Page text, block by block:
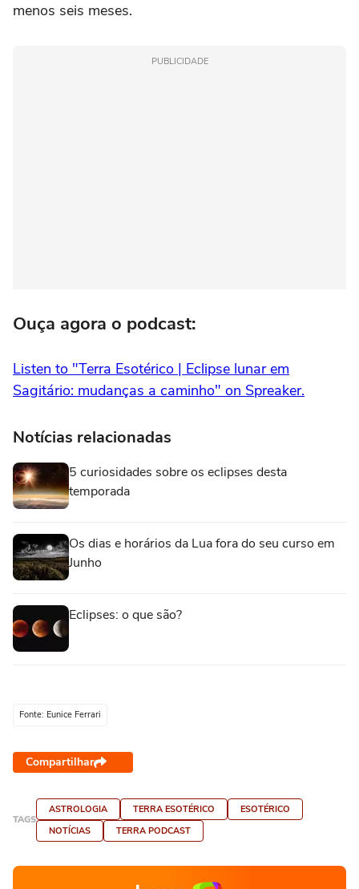
menos seis meses.
PUBLICIDADE
Ouça agora o podcast:
Listen to "Terra Esotérico | Eclipse lunar em
Sagitário: mudanças a caminho" on Spreaker.
Notícias relacionadas
5 curiosidades sobre os eclipses desta
temporada
Os dias e horários da Lua fora do seu curso em
Junho
Eclipses: o que são?
Fonte: Eunice Ferrari
Compartilhar
TAGS
ASTROLOGIA TERRA ESOTÉRICO
ESOTÉRICO
NOTÍCIAS
TERRA PODCAST